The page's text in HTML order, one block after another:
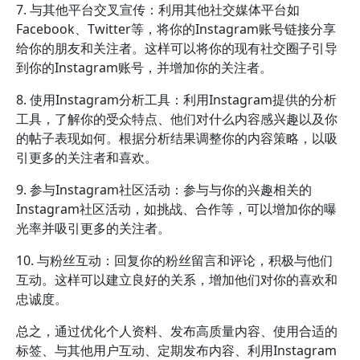
7. 与其他平台交叉宣传：利用其他社交媒体平台如
Facebook、Twitter等，将你的Instagram账号链接分享
给你的朋友和关注者。这样可以将你的现有社交圈子引导
到你的Instagram账号，并增加你的关注者。
8. 使用Instagram分析工具：利用Instagram提供的分析
工具，了解你的受众特点、他们对什么内容感兴趣以及你
的帖子表现如何。根据分析结果调整你的内容策略，以吸
引更多的关注者和喜欢。
9. 参与Instagram社区活动：参与与你的兴趣相关的
Instagram社区活动，如挑战、合作等，可以增加你的曝
光率并吸引更多的关注者。
10. 与粉丝互动：回复你的粉丝留言和评论，积极与他们
互动。这样可以建立良好的关系，增加他们对你的喜欢和
忠诚度。
总之，通过优化个人资料、发布高质量内容、使用合适的
标签、与其他用户互动、定期发布内容、利用Instagram